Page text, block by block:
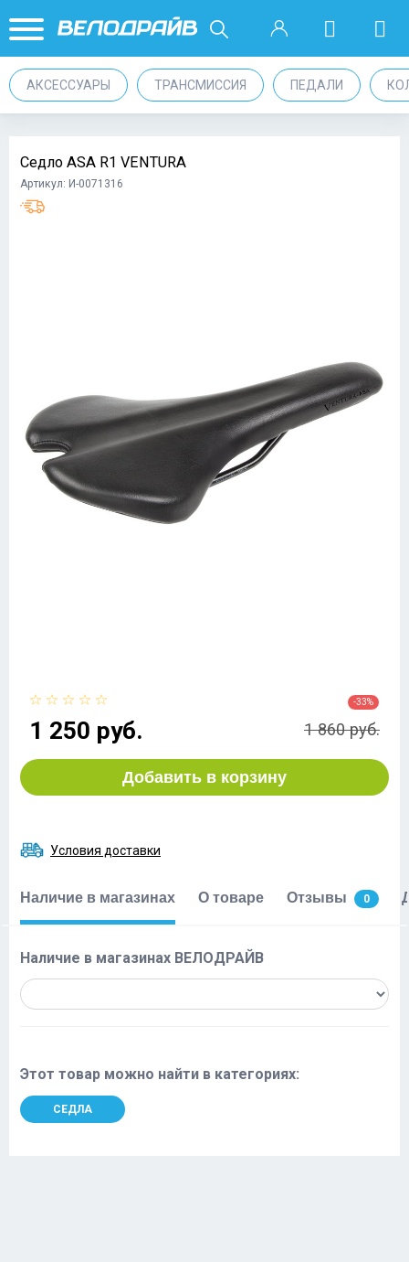
АКСЕССУАРЫ ТРАНСМИССИЯ ПЕДАЛИ
Седло ASA R1 VENTURA
Артикул: И-0071316
1 250 руб.
-33%
1 860 руб.
Добавить в корзину
Условия доставки
Наличие в магазинах О товаре Отзывы 0
Наличие в магазинах ВЕЛОДРАЙВ
Этот товар можно найти в категориях:
СЕДЛА